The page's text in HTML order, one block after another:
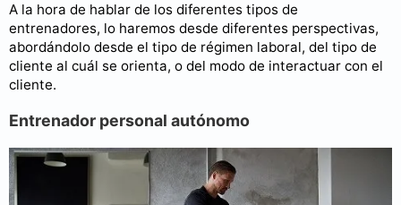
A la hora de hablar de los diferentes tipos de
entrenadores, lo haremos desde diferentes perspectivas,
abordándolo desde el tipo de régimen laboral, del tipo de
cliente al cuál se orienta, o del modo de interactuar con el
cliente.
Entrenador personal autónomo